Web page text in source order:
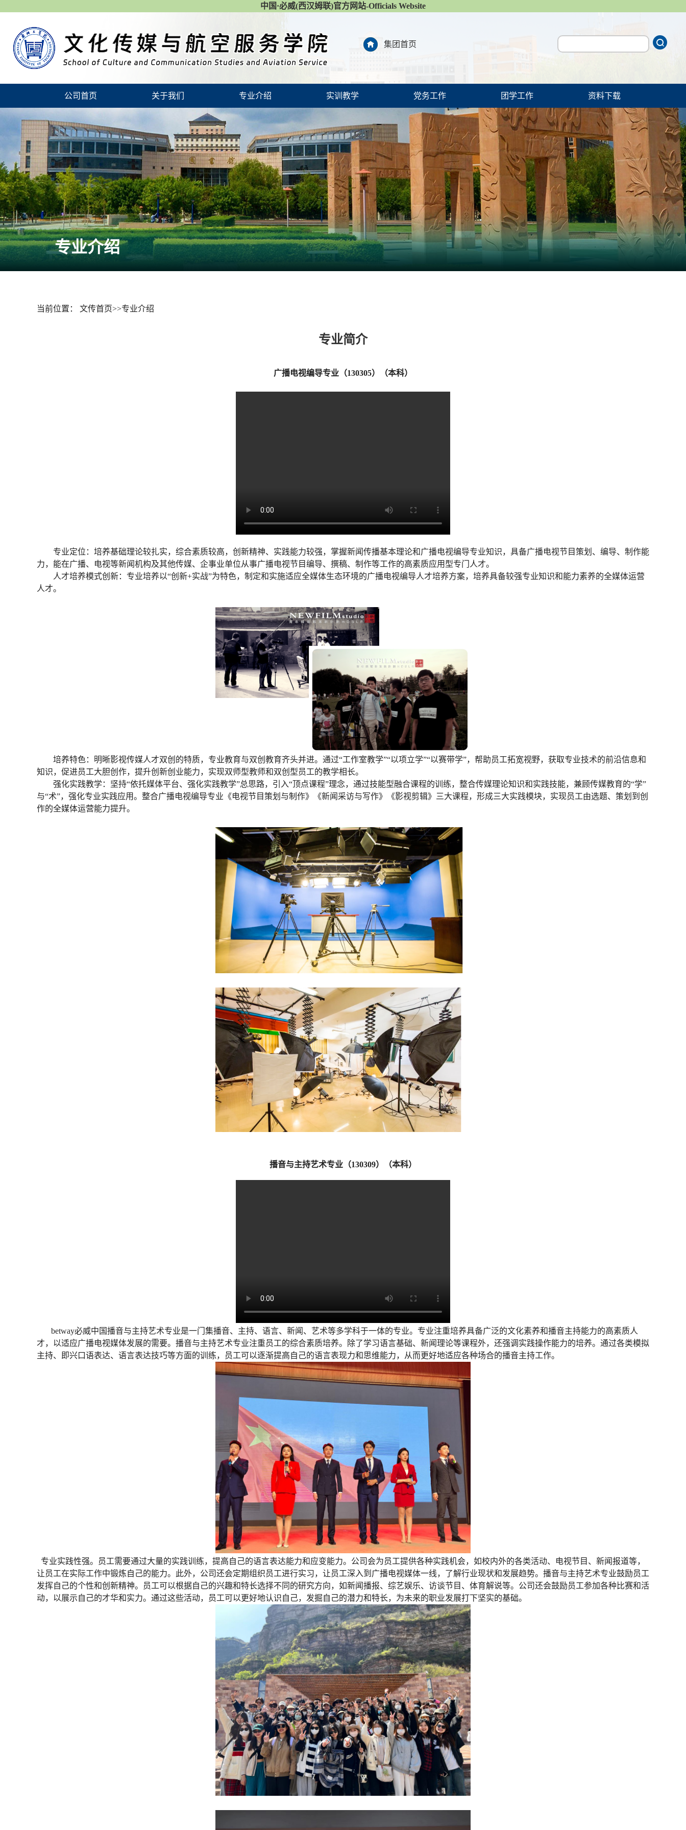
中国·必威(西汉姆联)官方网站-Officials Website
集团首页
公司首页 关于我们 专业介绍 实训教学 党务工作 团学工作 资料下载
专业介绍
当前位置： 文传首页>>专业介绍
专业简介
广播电视编导专业（130305）（本科）
专业定位：培养基础理论较扎实，综合素质较高，创新精神、实践能力较强，掌握新闻传播基本理论和广播电视编导专业知识，具备广播电视节目策划、编导、制作能
力，能在广播、电视等新闻机构及其他传媒、企事业单位从事广播电视节目编导、撰稿、制作等工作的高素质应用型专门人才。
人才培养模式创新：专业培养以“创新+实战”为特色，制定和实施适应全媒体生态环境的广播电视编导人才培养方案，培养具备较强专业知识和能力素养的全媒体运营
人才。
培养特色：明晰影视传媒人才双创的特质，专业教育与双创教育齐头并进。通过“工作室教学”“以项立学”“以赛带学”，帮助员工拓宽视野，获取专业技术的前沿信息和
知识，促进员工大胆创作，提升创新创业能力，实现双师型教师和双创型员工的教学相长。
强化实践教学：坚持“依托媒体平台、强化实践教学”总思路，引入“顶点课程”理念，通过技能型融合课程的训练，整合传媒理论知识和实践技能，兼顾传媒教育的“学”
与“术”，强化专业实践应用。整合广播电视编导专业《电视节目策划与制作》《新闻采访与写作》《影视剪辑》三大课程，形成三大实践模块，实现员工由选题、策划到创
作的全媒体运营能力提升。
播音与主持艺术专业（130309）（本科）
betway必威中国播音与主持艺术专业是一门集播音、主持、语言、新闻、艺术等多学科于一体的专业。专业注重培养具备广泛的文化素养和播音主持能力的高素质人
才，以适应广播电视媒体发展的需要。播音与主持艺术专业注重员工的综合素质培养。除了学习语言基础、新闻理论等课程外，还强调实践操作能力的培养。通过各类模拟
主持、即兴口语表达、语言表达技巧等方面的训练，员工可以逐渐提高自己的语言表现力和思维能力，从而更好地适应各种场合的播音主持工作。
专业实践性强。员工需要通过大量的实践训练，提高自己的语言表达能力和应变能力。公司会为员工提供各种实践机会，如校内外的各类活动、电视节目、新闻报道等，
让员工在实际工作中锻炼自己的能力。此外，公司还会定期组织员工进行实习，让员工深入到广播电视媒体一线，了解行业现状和发展趋势。 播音与主持艺术专业鼓励员工
发挥自己的个性和创新精神。员工可以根据自己的兴趣和特长选择不同的研究方向，如新闻播报、综艺娱乐、访谈节目、体育解说等。公司还会鼓励员工参加各种比赛和活
动，以展示自己的才华和实力。通过这些活动，员工可以更好地认识自己，发掘自己的潜力和特长，为未来的职业发展打下坚实的基础。